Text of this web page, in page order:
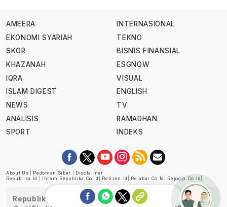
AMEERA
EKONOMI SYARIAH
SKOR
KHAZANAH
IQRA
ISLAM DIGEST
NEWS
ANALISIS
SPORT
INTERNASIONAL
TEKNO
BISNIS FINANSIAL
ESGNOW
VISUAL
ENGLISH
TV
RAMADHAN
INDEKS
About Us Pedoman Siber
Disclaimer
Republika.id
Ihram.republika.co.id Retizen.id Rejabar.co.id Rejogja.co.id
Republika telah diverifikasi oleh Dewan Pers